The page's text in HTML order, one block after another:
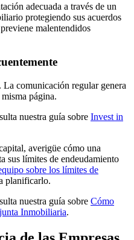
adecuada a través de un
protegiendo sus acuerdos
malentendidos
comunicación regular genera
página.
nuestra guía sobre Invest in
averigüe cómo una
sus límites de endeudamiento
sobre los límites de
planificarlo.
nuestra guía sobre Cómo
Inmobiliaria.